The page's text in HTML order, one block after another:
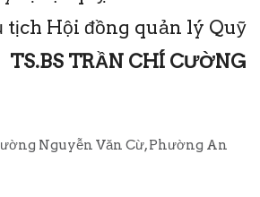
tịch Hội đồng quản lý Quỹ
TS.BS TRẦN CHÍ CƯỜNG
Nguyễn Văn Cừ, Phường An